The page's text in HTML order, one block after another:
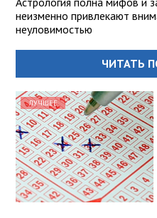
неизменно привлекают
неуловимостью
ЧИТАТЬ
ЛУЧШЕЕ